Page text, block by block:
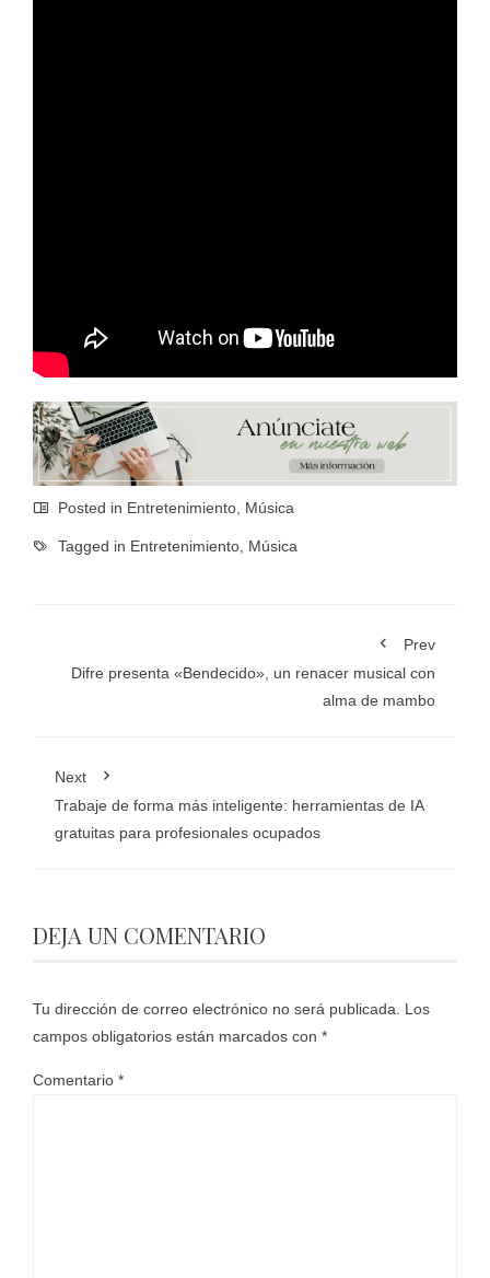
Posted in Entretenimiento, Música
Tagged in Entretenimiento, Música
Prev
Difre presenta «Bendecido», un renacer musical con
alma de mambo
Next
Trabaje de forma más inteligente: herramientas de IA
gratuitas para profesionales ocupados
DEJA UN COMENTARIO
Tu dirección de correo electrónico no será publicada. Los
campos obligatorios están marcados con *
Comentario *